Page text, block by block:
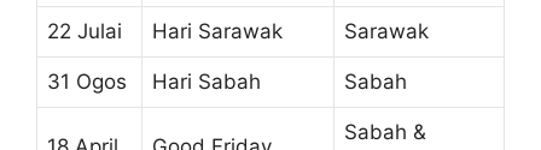
22 Julai Hari Sarawak Sarawak
31 Ogos Hari Sabah Sabah
Sabah &